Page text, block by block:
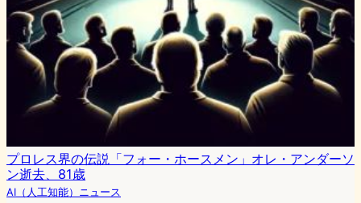
プロレス界の伝説「フォー・ホースメン」オレ・アンダーソ
ン逝去、81歳
AI（人工知能）ニュース